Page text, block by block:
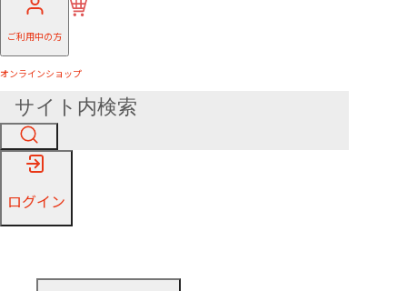
ご利用中の方
オンラインショップ
ログイン